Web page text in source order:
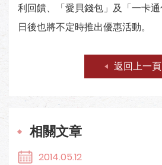
利回饋、「愛貝錢包」及「一卡通
日後也將不定時推出優惠活動。
返回上一頁
相關文章
2014.05.12